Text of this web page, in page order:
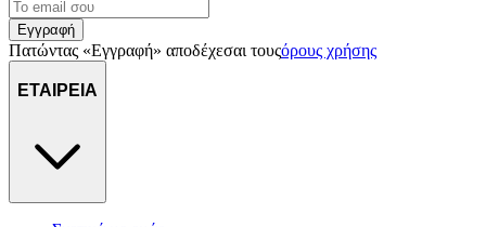
Εγγραφή
Πατώντας «Εγγραφή» αποδέχεσαι τουςόρους χρήσης
ΕΤΑΙΡΕΙΑ